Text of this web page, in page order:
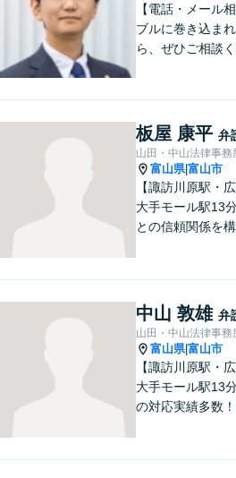
【電話・メール
ブルに巻き込ま
ら、ぜひご相談く
を解決するため、
寧にサポートいた
【夜間対応可能】
板屋 康平 弁
山田・中山法律事務
富山県|富山市
【諏訪川原駅・
大手モール駅13
との信頼関係を構
したことでも、
ご相談ください。
談OK！【複数弁
中山 敦雄 弁
山田・中山法律事務
富山県|富山市
【諏訪川原駅・
大手モール駅13
の対応実績多数！
抱える前に、私